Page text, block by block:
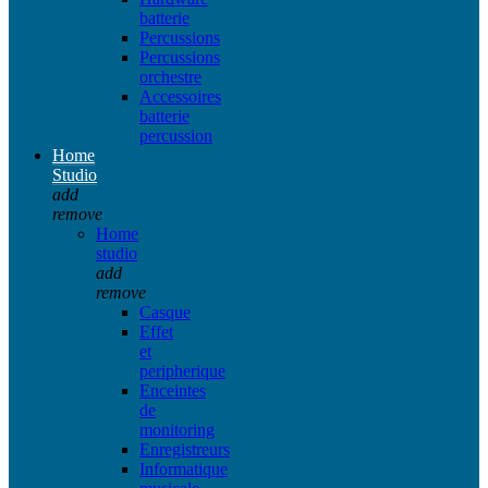
batterie
Percussions
Percussions
orchestre
Accessoires
batterie
percussion
Home
Studio
add
remove
Home
studio
add
remove
Casque
Effet
et
peripherique
Enceintes
de
monitoring
Enregistreurs
Informatique